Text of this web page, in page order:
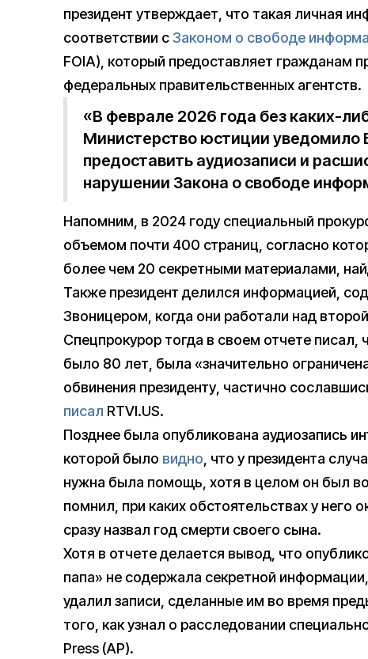
президент утверждает, что такая личная
соответствии сЗаконом о свободе
FOIA), который предоставляет гражданам
федеральных правительственных агентств.
«В феврале 2026 года без каких-
Министерство юстиции уведомило
предоставить аудиозаписи и
нарушении Закона о свободе
Напомним, в 2024 году специальный
объемом почти 400 страниц, согласно
более чем 20 секретными материалами,
Также президент делился информацией,
Звоницером, когда они работали над
Спецпрокурор тогда в своем отчете писал,
было 80 лет, была «значительно
обвинения президенту, частично
писал RTVI.US.
Позднее была опубликована аудиозапись
которой было видно, что у президента
нужна была помощь, хотя в целом он был
помнил, при каких обстоятельствах у него
сразу назвал год смерти своего сына.
Хотя в отчете делается вывод, что
папа» не содержала секретной
удалил записи, сделанные им во время
того, как узнал о расследовании
Press (AP).